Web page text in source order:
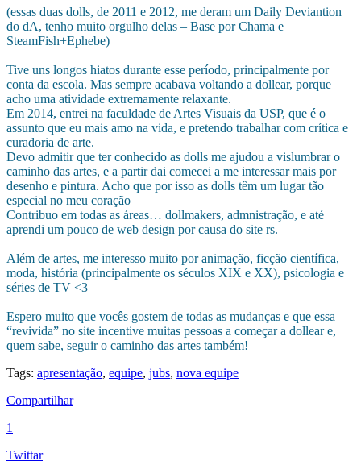
(essas duas dolls, de 2011 e 2012, me deram um Daily Deviantion
do dA, tenho muito orgulho delas – Base por Chama e
SteamFish+Ephebe)
Tive uns longos hiatos durante esse período, principalmente por
conta da escola. Mas sempre acabava voltando a dollear, porque
acho uma atividade extremamente relaxante.
Em 2014, entrei na faculdade de Artes Visuais da USP, que é o
assunto que eu mais amo na vida, e pretendo trabalhar com crítica e
curadoria de arte.
Devo admitir que ter conhecido as dolls me ajudou a vislumbrar o
caminho das artes, e a partir dai comecei a me interessar mais por
desenho e pintura. Acho que por isso as dolls têm um lugar tão
especial no meu coração
Contribuo em todas as áreas… dollmakers, admnistração, e até
aprendi um pouco de web design por causa do site rs.
Além de artes, me interesso muito por animação, ficção científica,
moda, história (principalmente os séculos XIX e XX), psicologia e
séries de TV <3
Espero muito que vocês gostem de todas as mudanças e que essa
“revivida” no site incentive muitas pessoas a começar a dollear e,
quem sabe, seguir o caminho das artes também!
Tags: apresentação, equipe, jubs, nova equipe
Compartilhar
1
Twittar